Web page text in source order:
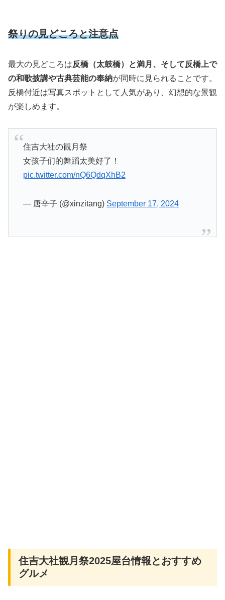
祭りの見どころと注意点
最大の見どころは反橋（太鼓橋）と満月、そして反橋上で
の和歌披講や古典芸能の奉納が同時に見られることです。
反橋付近は写真スポットとして人気があり、幻想的な景観
が楽しめます。
住吉大社の観月祭
女孩子们的舞蹈太美好了！
pic.twitter.com/nQ6QdqXhB2
— 唐辛子 (@xinzitang) September 17, 2024
住吉大社観月祭2025屋台情報とおすすめ
グルメ